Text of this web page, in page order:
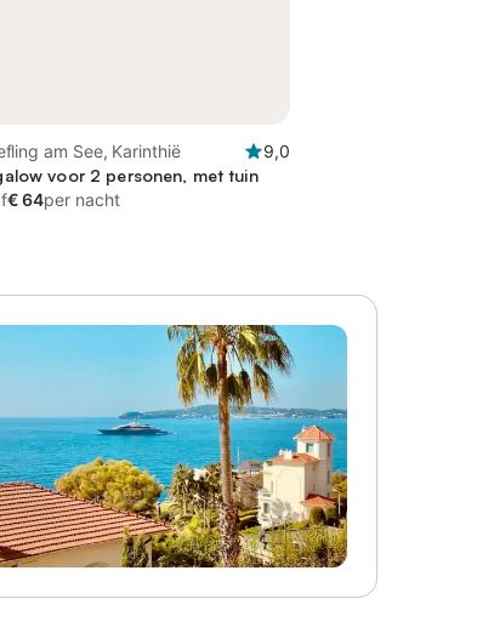
am See, Karinthië
9,0
voor 2 personen, met tuin
€ 64per nacht